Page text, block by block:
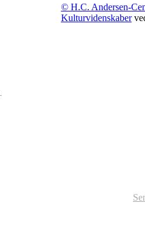
© H.C. Andersen-
Kulturvidenskaber